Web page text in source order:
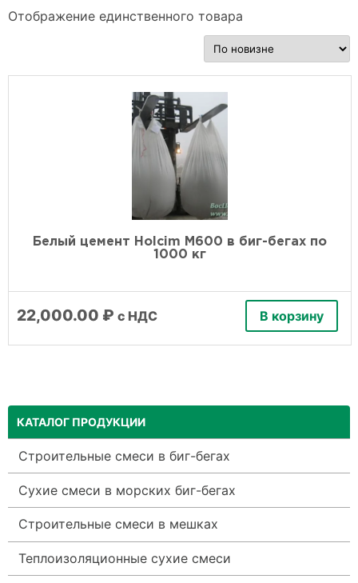
Отображение единственного товара
Белый цемент Holcim М600 в биг-бегах по
1000 кг
22,000.00 ₽ с НДС В корзину
КАТАЛОГ ПРОДУКЦИИ
Строительные смеси в биг-бегах
Сухие смеси в морских биг-бегах
Строительные смеси в мешках
Теплоизоляционные сухие смеси